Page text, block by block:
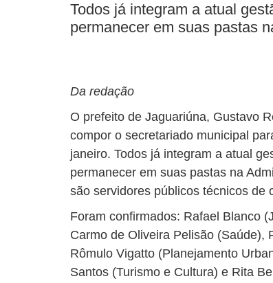
Todos já integram a atual
permanecer em suas pastas
Da redação
O prefeito de Jaguariúna, Gustavo
compor o secretariado municipal
janeiro. Todos já integram a atual
permanecer em suas pastas na
são servidores públicos técnicos de
Foram confirmados: Rafael Blanco
Carmo de Oliveira Pelisão (Saúde),
Rômulo Vigatto (Planejamento
Santos (Turismo e Cultura) e Rita